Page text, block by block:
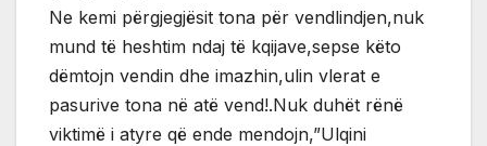
Ne kemi përgjegjësit tona për vendlindjen,nuk
mund të heshtim ndaj të kqijave,sepse këto
dëmtojn vendin dhe imazhin,ulin vlerat e
pasurive tona në atë vend!.Nuk duhët rënë
viktimë i atyre që ende mendojn,”Ulqini